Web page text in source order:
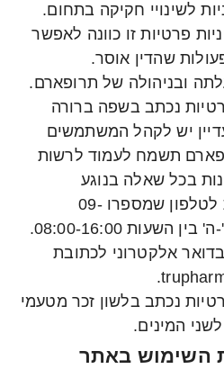
לשינויי חקיקה בתחום.
פרטיות זו כוונה לאפשר
שהדין אוסר.
ובניהולה של תרופארם.
נכתב בשפה ברורה
יש לקהל המשתמשים
תשמח לעמוד לרשות
בכל שאלה בנוגע
למדיניות הפרטיות לטלפון שמספרו 09-
9532100 בימים א'-ה' בין השעות 08:00-16:00.
בדואר אלקטרוני לכתובת
נכתב בלשון זכר מטעמי
המינים.
השימוש באתר